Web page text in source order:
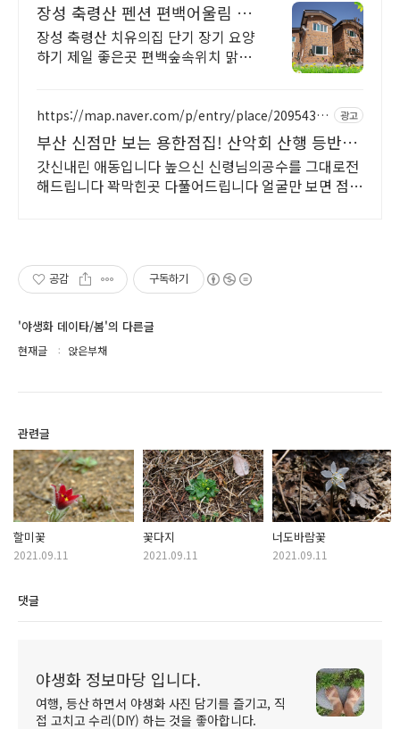
장성 축령산 펜션 편백어울림 장
기, 단기 휴양 연중예약
장성 축령산 치유의집 단기 장기 요양
하기 제일 좋은곳 편백숲속위치 맑은
https://map.naver.com/p/entry/place/20954329
광고
부산 신점만 보는 용한점집! 산악회 산행 등반
정상등정
갓신내린 애동입니다 높으신 신령님의공수를 그대로전
해드립니다 꽉막힌곳 다풀어드립니다 얼굴만 보면 점사
공감 구독하기
'야생화 데이타/봄'의 다른글
현재글 앉은부채
관련글
할미꽃
2021.09.11
꽃다지
2021.09.11
너도바람꽃
2021.09.11
댓글
야생화 정보마당 입니다.
여행, 등산 하면서 야생화 사진 담기를 즐기고, 직
접 고치고 수리(DIY) 하는 것을 좋아합니다.